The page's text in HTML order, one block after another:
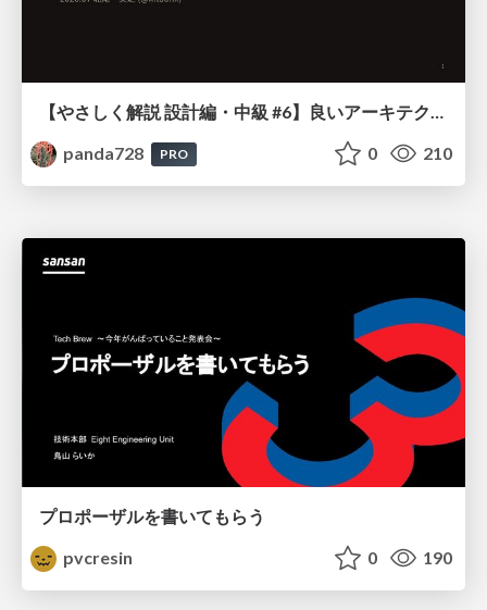
panda728
PRO 0 210
プロポーザルを書いてもらう
pvcresin
0 190